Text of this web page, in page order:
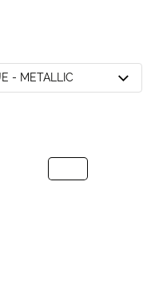
- METALLIC